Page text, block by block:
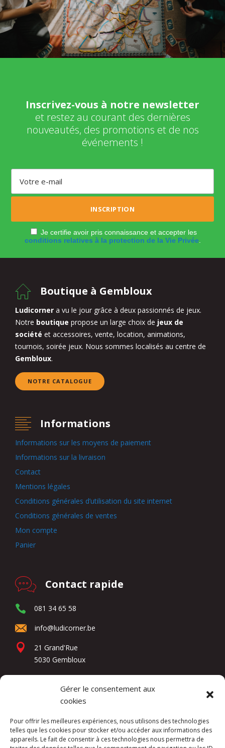
Gérer le consentement aux
cookies
Pour offrir les meilleures expériences, nous utilisons des technologies
telles que les cookies pour stocker et/ou accéder aux informations des
appareils. Le fait de consentir à ces technologies nous permettra de
Inscrivez-vous à notre newsletter
et restez au courant des dernières
nouveautés, des promotions et de nos
événements !
Je certifie avoir pris connaissance et accepter les
conditions relatives à la protection de la Vie Privée.
Boutique à Gembloux
Ludicorner a vu le jour grâce à deux passionnés de jeux.
Notre boutique propose un large choix de jeux de
société et accessoires, vente, location, animations,
tournois, soirée jeux. Nous sommes localisés au centre de
Gembloux.
NOTRE CATALOGUE
Informations
Informations sur les moyens de paiement
Informations sur la livraison
Contact
Mentions légales
Conditions générales d’utilisation du site internet
Conditions générales de ventes
Mon compte
Panier
Contact rapide
081 34 65 58
info@ludicorner.be
21 Grand'Rue
5030 Gembloux
Réseaux sociaux